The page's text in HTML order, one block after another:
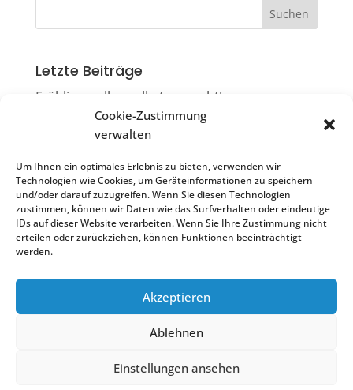
Cookie-Zustimmung
verwalten
Um Ihnen ein optimales Erlebnis zu bieten, verwenden wir
Technologien wie Cookies, um Geräteinformationen zu speichern
und/oder darauf zuzugreifen. Wenn Sie diesen Technologien
zustimmen, können wir Daten wie das Surfverhalten oder eindeutige
IDs auf dieser Website verarbeiten. Wenn Sie Ihre Zustimmung nicht
erteilen oder zurückziehen, können Funktionen beeinträchtigt
werden.
Akzeptieren
Ablehnen
Einstellungen ansehen
Letzte Beiträge
Frühlingsrollen selbst gemacht!
Die Ruiter Flimmerkiste
Sonntagscafé
Impulsvortrag „Resilienz stärken“
Treffpunkt Ostfildern Ruit | 2022
Scharnhauser Str. 25